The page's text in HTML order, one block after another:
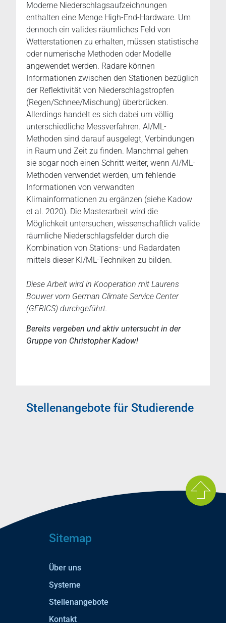
Moderne Niederschlagsaufzeichnungen
enthalten eine Menge High-End-Hardware. Um
dennoch ein valides räumliches Feld von
Wetterstationen zu erhalten, müssen statistische
oder numerische Methoden oder Modelle
angewendet werden. Radare können
Informationen zwischen den Stationen bezüglich
der Reflektivität von Niederschlagstropfen
(Regen/Schnee/Mischung) überbrücken.
Allerdings handelt es sich dabei um völlig
unterschiedliche Messverfahren. AI/ML-
Methoden sind darauf ausgelegt, Verbindungen
in Raum und Zeit zu finden. Manchmal gehen
sie sogar noch einen Schritt weiter, wenn AI/ML-
Methoden verwendet werden, um fehlende
Informationen von verwandten
Klimainformationen zu ergänzen (siehe Kadow
et al. 2020). Die Masterarbeit wird die
Möglichkeit untersuchen, wissenschaftlich valide
räumliche Niederschlagsfelder durch die
Kombination von Stations- und Radardaten
mittels dieser KI/ML-Techniken zu bilden.
Diese Arbeit wird in Kooperation mit Laurens
Bouwer vom German Climate Service Center
(GERICS) durchgeführt.
Bereits vergeben und aktiv untersucht in der
Gruppe von Christopher Kadow!
Stellenangebote für Studierende
Sitemap
Über uns
Systeme
Stellenangebote
Kontakt